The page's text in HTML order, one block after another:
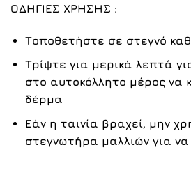
ΟΔΗΓΙΕΣ ΧΡΗΣΗΣ :
Τοποθετήστε σε στεγνό
Τρίψτε για μερικά λεπτά
στο αυτοκόλλητο μέρος να
δέρμα
Εάν η ταινία βραχεί, μην
στεγνωτήρα μαλλιών για